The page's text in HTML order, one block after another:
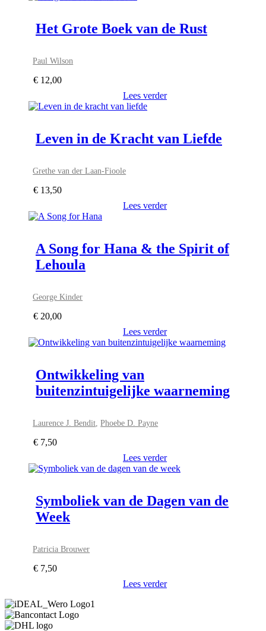
Het Grote Boek van de Rust
Paul Wilson
€ 12,00
Lees verder
Leven in de Kracht van Liefde
Grethe van der Laan-Fioole
€ 13,50
Lees verder
A Song for Hana & the Spirit of
Lehoula
George Kinder
€ 20,00
Lees verder
Ontwikkeling van
buitenzintuigelijke waarneming
Laurence J. Bendit,Phoebe D. Payne
€ 7,50
Lees verder
Symboliek van de Dagen van de
Week
Patricia Brouwer
€ 7,50
Lees verder